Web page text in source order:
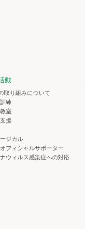
動
取り組みについて
練
室
援
ジカル
フィシャルサポーター
ウィルス感染症への対応